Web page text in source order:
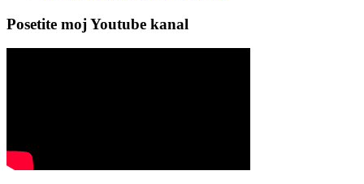
Posetite moj Youtube kanal